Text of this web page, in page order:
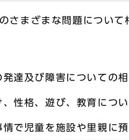
さまざまな問題について
発達及び障害についての
、性格、遊び、教育につ
情で児童を施設や里親に